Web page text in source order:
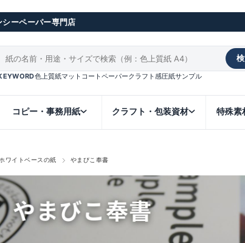
シーペーパー専門店
色上質紙マットコートペーパークラフト感圧紙サンプル
コピー・事務用紙 クラフト・包装資材 特殊素
ホワイトベースの紙 やまびこ奉書